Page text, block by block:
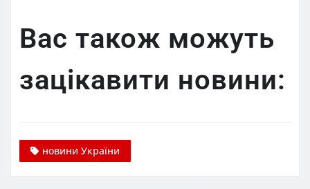
Вас також можуть
зацікавити новини:
новини України